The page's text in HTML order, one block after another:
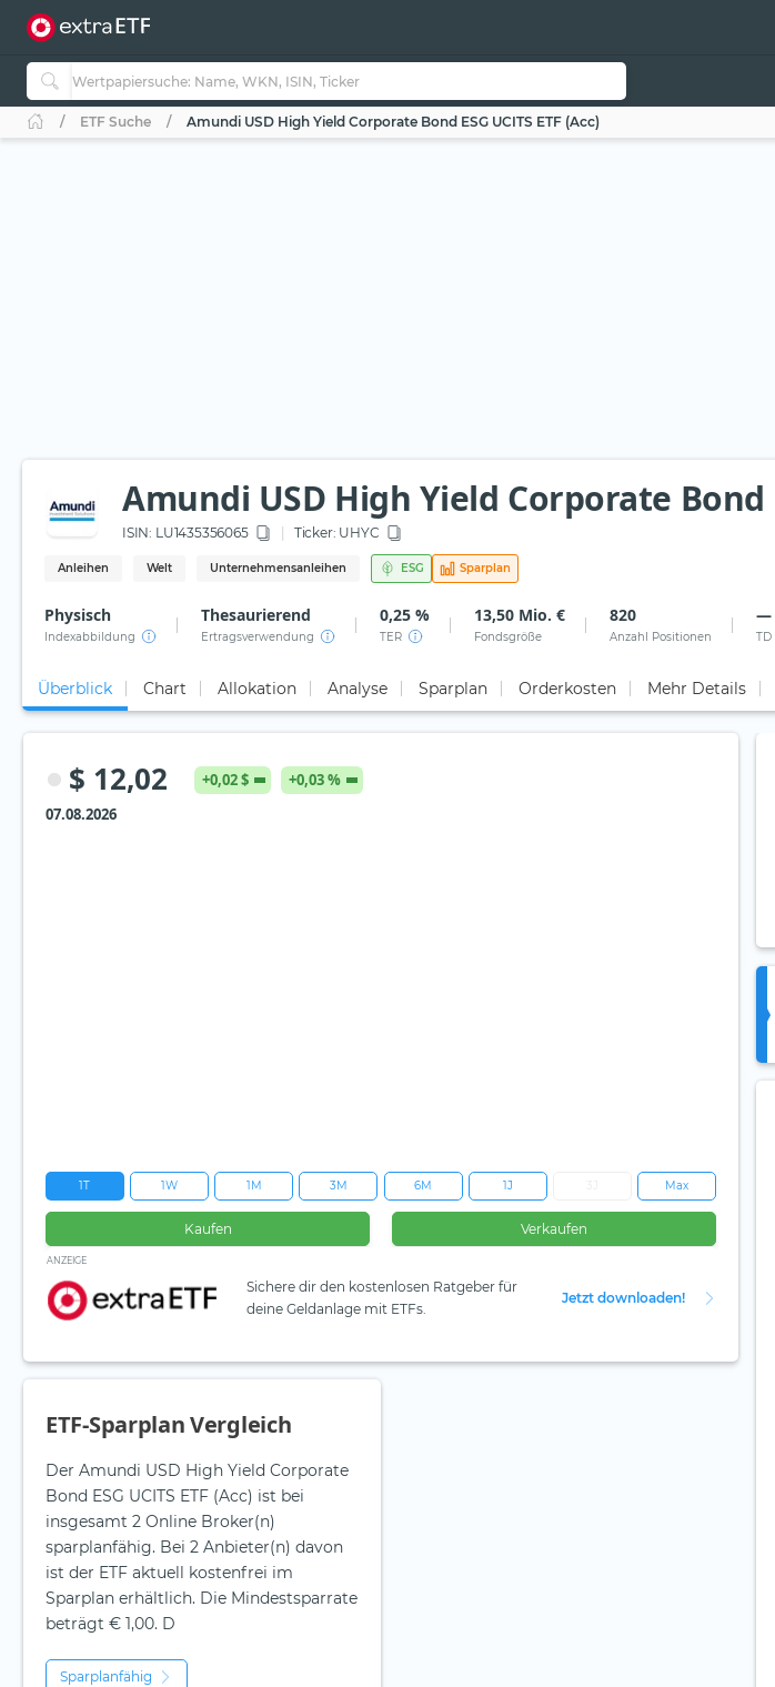
ETF Suche Amundi USD High Yield Corporate Bond ESG UCITS ETF (Acc)
Amundi USD High Yield Corporate Bond
ISIN: LU1435356065 Ticker: UHYC
Anleihen Welt Unternehmensanleihen ESG Sparplan
Physisch
Indexabbildung
Thesaurierend
Ertragsverwendung
0,25 %
TER
13,50 Mio. €
Fondsgröße
820
Anzahl Positionen
—
TD
Überblick Chart Allokation Analyse Sparplan Orderkosten Mehr Details
$ 12,02 +0,02 $
+0,03 %
07.08.2026
1T 1W 1M 3M 6M 1J Max
Kaufen Verkaufen
ANZEIGE
Sichere dir den kostenlosen Ratgeber für
deine Geldanlage mit ETFs.
Jetzt downloaden!
ETF-Sparplan Vergleich
Der Amundi USD High Yield Corporate
Bond ESG UCITS ETF (Acc) ist bei
insgesamt 2 Online Broker(n)
sparplanfähig. Bei 2 Anbieter(n) davon
ist der ETF aktuell kostenfrei im
Sparplan erhältlich. Die Mindestsparrate
beträgt € 1,00. D
Sparplanfähig